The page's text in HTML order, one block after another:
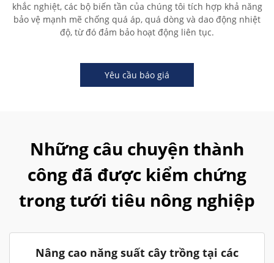
khắc nghiệt, các bộ biến tần của chúng tôi tích hợp khả năng
bảo vệ mạnh mẽ chống quá áp, quá dòng và dao động nhiệt
độ, từ đó đảm bảo hoạt động liên tục.
Yêu cầu báo giá
Những câu chuyện thành
công đã được kiểm chứng
trong tưới tiêu nông nghiệp
Nâng cao năng suất cây trồng tại các